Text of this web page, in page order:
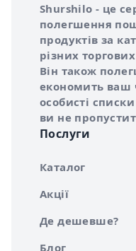
Про сервіс
Shurshilo - це
полегшення
продуктів за
різних
Він також
економить ваш
особисті
ви не
Послуги
Каталог
Акції
Де дешевше?
Блог